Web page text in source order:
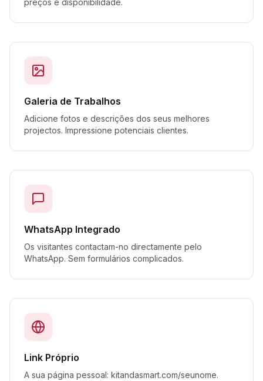
preços e disponibilidade.
Galeria de Trabalhos
Adicione fotos e descrições dos seus melhores
projectos. Impressione potenciais clientes.
WhatsApp Integrado
Os visitantes contactam-no directamente pelo
WhatsApp. Sem formulários complicados.
Link Próprio
A sua página pessoal: kitandasmart.com/seunome.